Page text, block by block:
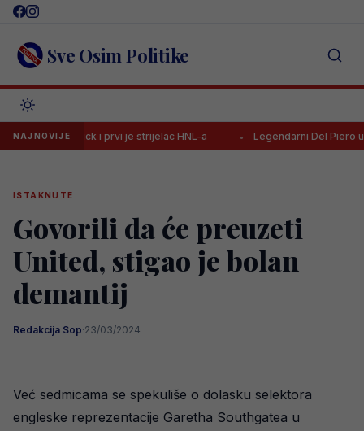
Skip
content Sve Osim Politike
NAJNOVIJE
hat-trick i prvi je strijelac HNL-a Legendarni Del Piero upozorio
ISTAKNUTE
Govorili da će preuzeti
United, stigao je bolan
demantij
Redakcija Sop·23/03/2024
Već sedmicama se spekuliše o dolasku selektora
engleske reprezentacije Garetha Southgatea u